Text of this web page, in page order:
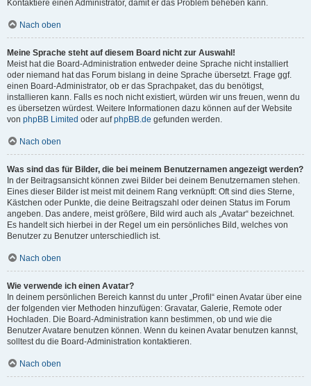
Kontaktiere einen Administrator, damit er das Problem beheben kann.
Nach oben
Meine Sprache steht auf diesem Board nicht zur Auswahl!
Meist hat die Board-Administration entweder deine Sprache nicht installiert
oder niemand hat das Forum bislang in deine Sprache übersetzt. Frage ggf.
einen Board-Administrator, ob er das Sprachpaket, das du benötigst,
installieren kann. Falls es noch nicht existiert, würden wir uns freuen, wenn du
es übersetzen würdest. Weitere Informationen dazu können auf der Website
von phpBB Limited oder aufphpBB.de gefunden werden.
Nach oben
Was sind das für Bilder, die bei meinem Benutzernamen angezeigt werden?
In der Beitragsansicht können zwei Bilder bei deinem Benutzernamen stehen.
Eines dieser Bilder ist meist mit deinem Rang verknüpft: Oft sind dies Sterne,
Kästchen oder Punkte, die deine Beitragszahl oder deinen Status im Forum
angeben. Das andere, meist größere, Bild wird auch als „Avatar“ bezeichnet.
Es handelt sich hierbei in der Regel um ein persönliches Bild, welches von
Benutzer zu Benutzer unterschiedlich ist.
Nach oben
Wie verwende ich einen Avatar?
In deinem persönlichen Bereich kannst du unter „Profil“ einen Avatar über eine
der folgenden vier Methoden hinzufügen: Gravatar, Galerie, Remote oder
Hochladen. Die Board-Administration kann bestimmen, ob und wie die
Benutzer Avatare benutzen können. Wenn du keinen Avatar benutzen kannst,
solltest du die Board-Administration kontaktieren.
Nach oben